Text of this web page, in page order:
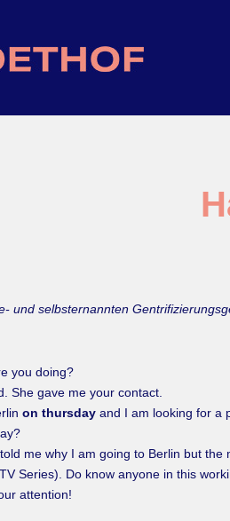
und selbsternannten
you doing?
She gave me your contact.
on thursday and I am looking for a
told me why I am going to Berlin but
Series). Do know anyone in this
attention!